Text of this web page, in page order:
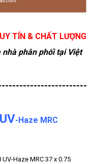
UY TÍN & CHẤT LƯỢNG
nhà phân phối tại Việt
UV-Haze MRC
Haze MRC 37 x 0.75